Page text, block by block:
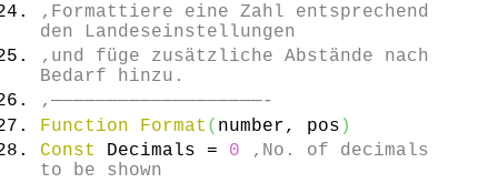
‚Formattiere eine Zahl entsprechend
den Landeseinstellungen
‚und füge zusätzliche Abstände nach
Bedarf hinzu.
‚———————————————————-
Function
Format ( number, pos )
Const
Decimals = 0
‚No. of decimals
to be shown